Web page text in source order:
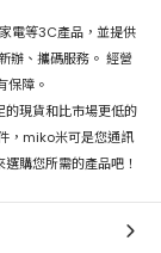
電等3C產品，並提供
辦、攜碼服務。 經營
保障。
現貨和比市場更低的
，miko米可是您通訊
購您所需的產品吧！